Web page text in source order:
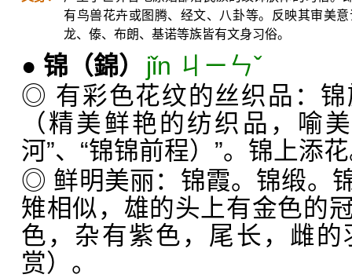
有鸟兽花卉或图腾、经文、八卦等。反映其审美
龙、傣、布朗、基诺等族皆有文身习俗。
● 锦 （錦）
jǐn ㄐㄧㄣˇ
◎ 有彩色花纹的丝织品：
（精美鲜艳的纺织品，喻
河”、“锦锦前程）”。锦上添
◎ 鲜明美丽：锦霞。锦缎。
雉相似，雄的头上有金色的
色，杂有紫色，尾长，雌
赏）。